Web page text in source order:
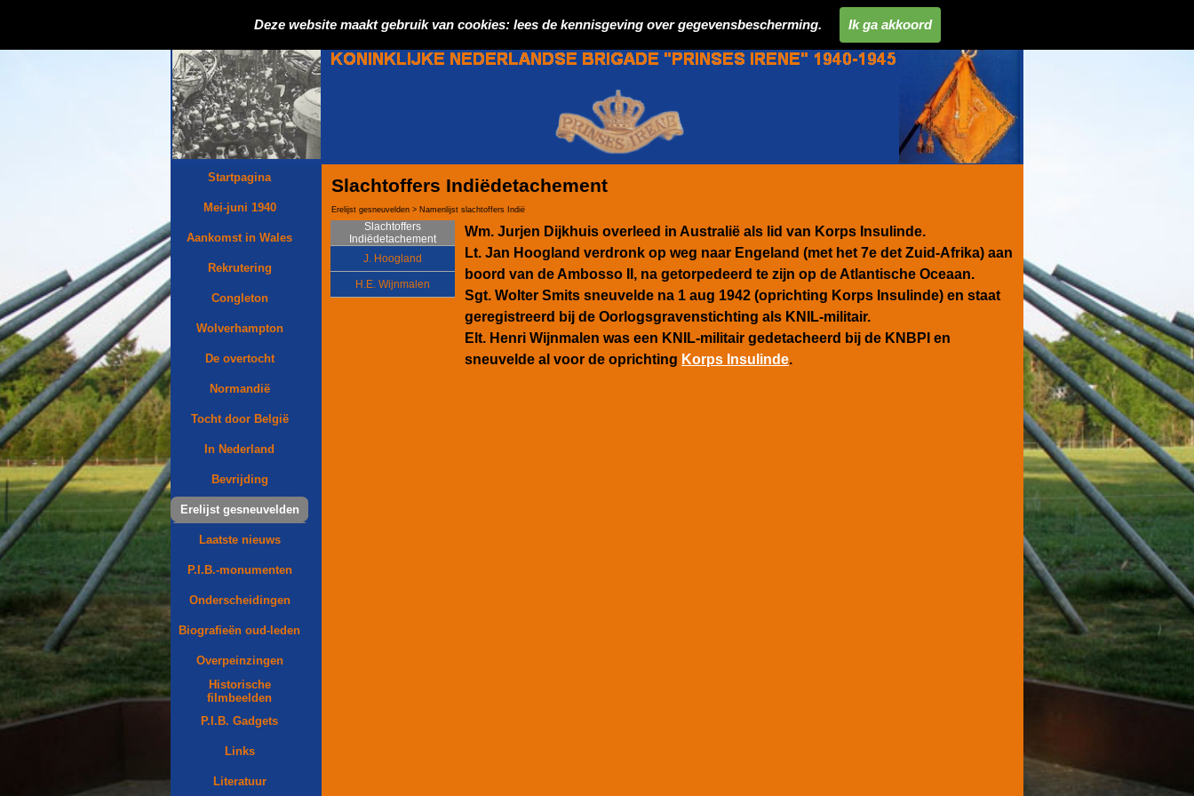
Deze website maakt gebruik van cookies: lees de kennisgeving over gegevensbescherming. Ik ga akkoord
Startpagina
Mei-juni 1940
Aankomst in Wales
Rekrutering
Congleton
Wolverhampton
De overtocht
Normandië
Tocht door België
In Nederland
Bevrijding
Erelijst gesneuvelden
Laatste nieuws
P.I.B.-monumenten
Onderscheidingen
Biografieën oud-leden
Overpeinzingen
Historische
filmbeelden
P.I.B. Gadgets
Links
Literatuur
Slachtoffers Indiëdetachement
Erelijst gesneuvelden > Namenlijst slachtoffers Indië
Wm. Jurjen Dijkhuis overleed in Australië als lid van Korps Insulinde.
Lt. Jan Hoogland verdronk op weg naar Engeland (met het 7e det Zuid-Afrika) aan
boord van de Ambosso II, na getorpedeerd te zijn op de Atlantische Oceaan.
Sgt. Wolter Smits sneuvelde na 1 aug 1942 (oprichting Korps Insulinde) en staat
geregistreerd bij de Oorlogsgravenstichting als KNIL-militair.
Elt. Henri Wijnmalen was een KNIL-militair gedetacheerd bij de KNBPI en
sneuvelde al voor de oprichting Korps Insulinde.
Slachtoffers
Indiëdetachement
J. Hoogland
H.E. Wijnmalen